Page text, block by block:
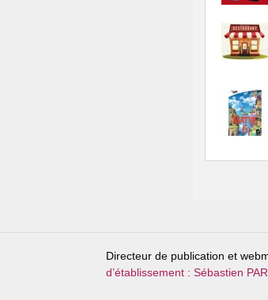
Directeur de publication et
d’établissement : Sébastien